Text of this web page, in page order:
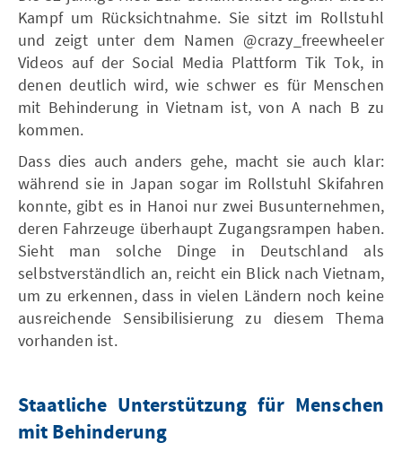
Kampf um Rücksichtnahme. Sie sitzt im Rollstuhl
und zeigt unter dem Namen @crazy_freewheeler
Videos auf der Social Media Plattform Tik Tok, in
denen deutlich wird, wie schwer es für Menschen
mit Behinderung in Vietnam ist, von A nach B zu
kommen.
Dass dies auch anders gehe, macht sie auch klar:
während sie in Japan sogar im Rollstuhl Skifahren
konnte, gibt es in Hanoi nur zwei Busunternehmen,
deren Fahrzeuge überhaupt Zugangsrampen haben.
Sieht man solche Dinge in Deutschland als
selbstverständlich an, reicht ein Blick nach Vietnam,
um zu erkennen, dass in vielen Ländern noch keine
ausreichende Sensibilisierung zu diesem Thema
vorhanden ist.
Staatliche Unterstützung für Menschen
mit Behinderung